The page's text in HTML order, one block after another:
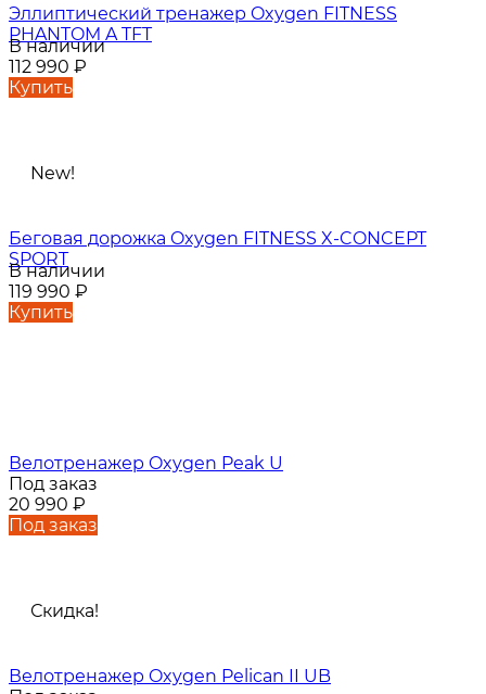
Эллиптический тренажер Oxygen FITNESS
PHANTOM A TFT
В наличии
112 990 ₽
Купить
New!
Беговая дорожка Oxygen FITNESS X-CONCEPT
SPORT
В наличии
119 990 ₽
Купить
Велотренажер Oxygen Peak U
Под заказ
20 990 ₽
Под заказ
Скидка!
Велотренажер Oxygen Pelican II UB